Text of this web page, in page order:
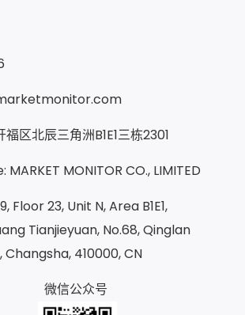
区北辰三角洲B1E1三栋2301
MONITOR CO., LIMITED
Floor 23, Unit N, Area B1E1,
Tianjieyuan, No.68, Qinglan
Changsha, 410000, CN
微信公众号